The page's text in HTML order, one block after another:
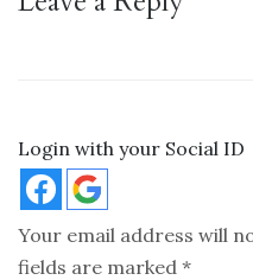
Login with your Social ID
Your email address will
fields are marked *